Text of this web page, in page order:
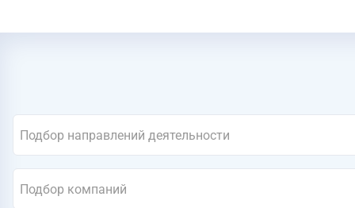
Подбор направлений деятельности
Подбор компаний